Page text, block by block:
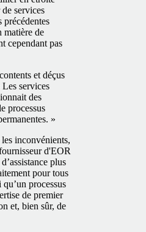
services
matière de
cependant pas
et déçus
services
des
processus
»
inconvénients,
d'EOR
plus
pour tous
processus
de premier
et, bien sûr, de